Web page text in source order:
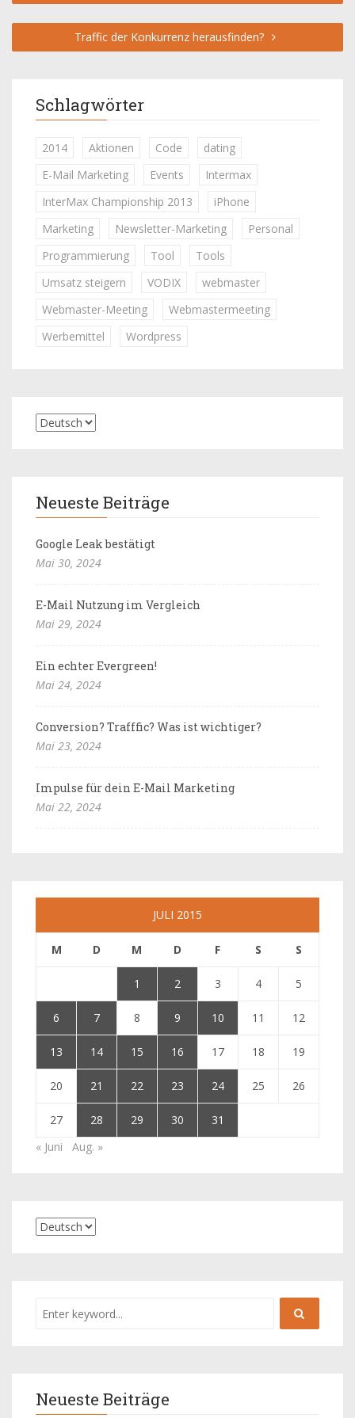
Traffic der Konkurrenz herausfinden?
Schlagwörter
2014 Aktionen Code
dating
E-Mail Marketing
Events
Intermax
InterMax Championship 2013
iPhone
Marketing
Newsletter-Marketing
Personal
Programmierung
Tool
Tools
Umsatz steigern
VODIX
webmaster
Webmaster-Meeting
Webmastermeeting
Werbemittel
Wordpress
Neueste Beiträge
Google Leak bestätigt
Mai 30, 2024
E-Mail Nutzung im Vergleich
Mai 29, 2024
Ein echter Evergreen!
Mai 24, 2024
Conversion? Trafffic? Was ist wichtiger?
Mai 23, 2024
Impulse für dein E-Mail Marketing
Mai 22, 2024
JULI 2015
M D M D F S S
1 2 3 4 5
6 7 8 9 10 11 12
13 14 15 16 17 18 19
20 21 22 23 24 25 26
27 28 29 30
31
« Juni
Aug. »
Neueste Beiträge